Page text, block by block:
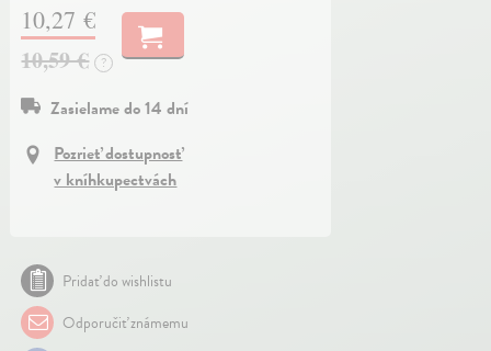
10,27 €
10,59 €
?
Zasielame do 14 dní
Pozrieť dostupnosť
v kníhkupectvách
Pridať do wishlistu
Odporučiť známemu